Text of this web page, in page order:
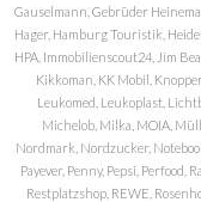
Gauselmann, Gebrüder
Hager, Hamburg Touristik,
HPA, Immobilienscout24, Jim
Kikkoman, KK Mobil,
Leukomed, Leukoplast,
Michelob, Milka, MOIA,
Nordmark, Nordzucker,
Payever, Penny, Pepsi, Perfood,
Restplatzshop, REWE,